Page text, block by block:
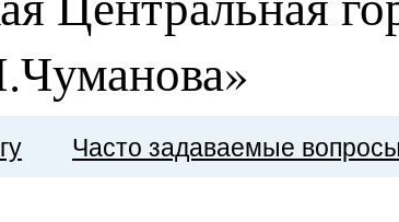
Часто задаваемые вопросы